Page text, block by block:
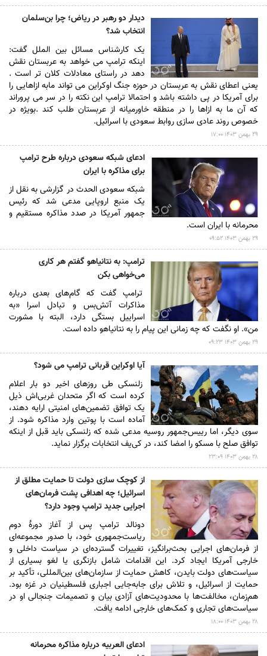
دیدار دو رهبر در ریاض؛ چرا بن‌سلمان
انتخاب شد؟
یک کارشناس مسائل بین الملل گفت:
اینکه ترامپ می خواهد به عربستان نقش
دهد در راستای معادلات کلان تر است .
یعنی اعطای نقش به عربستان در حوزه جنگ اوکراین می تواند مابه ازاهایی را
برای آمریکا در پی داشته باشد و احتمالا ترامپ این نکته را در سر می پروراند
که آن ما به ازاها را در منطقه خاورمیانه از عربستان طلب کند .بویژه در
خصوص روند عادی سازی روابط سعودی با اسرائیل.
۲۹ بهمن ۱۴۰۳ ۱۷:۰۰
ادعای شبکه سعودی درباره طرح ترامپ
برای مذاکره با ایران
شبکه سعودی الحدث در گزارشی به نقل از
یک منبع اروپایی مدعی شد که رئیس
جمهور آمریکا در صدد مذاکره مستقیم و
محرمانه با ایران است.
۲۹ بهمن ۱۴۰۳ ۰۹:۵۲
ترامپ: به نتانیاهو گفتم هر کاری
می‌خواهی بکن
ترامپ گفت که گام‌های بعدی درباره
مذاکرات آتش‌بس و تبادل اسرا «به
اسراییل بستگی دارد، البته با مشورت
من». او نگفت که چه زمانی این پیام را به نتانیاهو داده است.
۲۹ بهمن ۱۴۰۳ ۰۹:۲۳
آیا اوکراین قربانی ترامپ می شود؟
​زلنسکی طی روزهای اخیر دو بار اعلام
کرده است که اگر متحدان غربی‌اش ذیل
یک توافق تضمین‌های امنیتی ارایه دهند،
آماده است با پوتین وارد مذاکره شود. از
سوی دیگر، اما رییس‌جمهور روسیه مدعی شده که زلنسکی باید قبل از اینکه
توافق صلح با مسکو را امضا کند، در کی‌یف انتخابات برگزار نماید.
۲۸ بهمن ۱۴۰۳ ۲۳:۰۹
از کوچک سازی دولت تا حمایت مطلق از
اسرائیل؛ چه اهدافی پشت فرمان‌های
اجرایی جدید ترامپ وجود دارد؟
دونالد ترامپ پس از آغاز دورهٔ دوم
ریاست‌جمهوری خود، با صدور مجموعه‌ای
از فرمان‌های اجرایی بحث‌برانگیز، تغییرات گسترده‌ای در سیاست داخلی و
خارجی آمریکا ایجاد کرد. این اقدامات شامل بازنگری یا لغو بسیاری از
سیاست‌های دولت بایدن، کاهش حمایت از سازمان‌های بین‌المللی، تأکید بر
حمایت از اسرائیل، و تلاش برای جابه‌جایی اجباری فلسطینیان در غزه بود.
هم‌زمان، مخالفت‌ها با محدودیت‌های آزادی بیان و تصمیمات جنجالی او در
سیاست‌های تجاری و کمک‌های خارجی ادامه یافت.
۲۸ بهمن ۱۴۰۳ ۱۸:۰۰
ادعای العربیه درباره مذاکره محرمانه